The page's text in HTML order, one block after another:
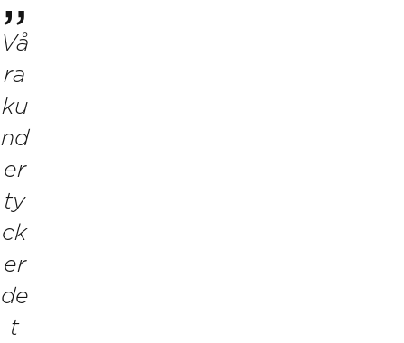
Vå
ra
ku
nd
er
ty
ck
er
de
t